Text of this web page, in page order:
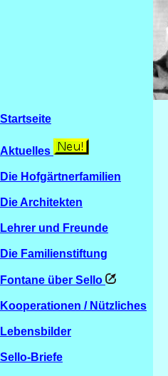
Startseite
Aktuelles
Die Hofgärtnerfamilien
Die Architekten
Lehrer und Freunde
Die Familienstiftung
Fontane über Sello
Kooperationen / Nützliches
Lebensbilder
Sello-Briefe